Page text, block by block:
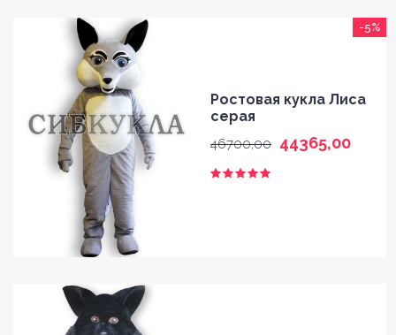
-5%
Ростовая кукла Лиса
серая
46700,00 44365,00